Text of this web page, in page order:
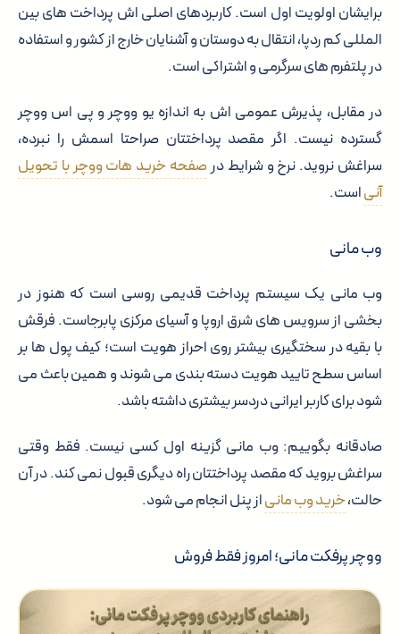
برایشان اولویت اول است. کاربردهای اصلی اش پرداخت های بین
المللی کم ردپا، انتقال به دوستان و آشنایان خارج از کشور و استفاده
در پلتفرم های سرگرمی و اشتراکی است.
در مقابل، پذیرش عمومی اش به اندازه یو ووچر و پی اس ووچر
گسترده نیست. اگر مقصد پرداختتان صراحتا اسمش را نبرده،
سراغش نروید. نرخ و شرایط درصفحه خرید هات ووچر با تحویل
آنیاست.
وب مانی
وب مانی یک سیستم پرداخت قدیمی روسی است که هنوز در
بخشی از سرویس های شرق اروپا و آسیای مرکزی پابرجاست. فرقش
با بقیه در سختگیری بیشتر روی احراز هویت است؛ کیف پول ها بر
اساس سطح تایید هویت دسته بندی می شوند و همین باعث می
شود برای کاربر ایرانی دردسر بیشتری داشته باشد.
صادقانه بگوییم: وب مانی گزینه اول کسی نیست. فقط وقتی
سراغش بروید که مقصد پرداختتان راه دیگری قبول نمی کند. در آن
حالت،خرید وب مانیاز پنل انجام می شود.
ووچر پرفکت مانی؛ امروز فقط فروش